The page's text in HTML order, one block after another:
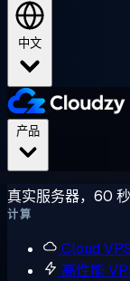
中文
真实服务器，60
计算
Cloud
高性能